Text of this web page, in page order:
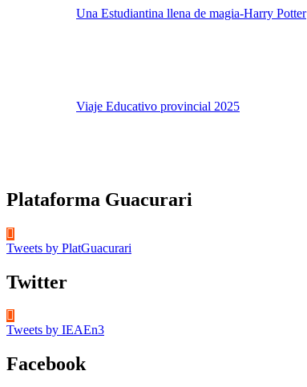
Una Estudiantina llena de magia-Harry Potter
Viaje Educativo provincial 2025
Plataforma Guacurari
Tweets by PlatGuacurari
Twitter
Tweets by IEAEn3
Facebook